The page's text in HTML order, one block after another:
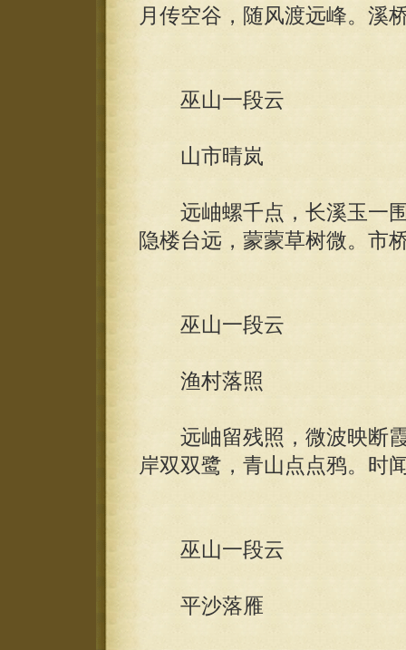
月传空谷，随风渡远峰。溪
巫山一段云
山市晴岚
远岫螺千点，长溪玉一围
隐楼台远，蒙蒙草树微。市
巫山一段云
渔村落照
远岫留残照，微波映断霞
岸双双鹭，青山点点鸦。时
巫山一段云
平沙落雁